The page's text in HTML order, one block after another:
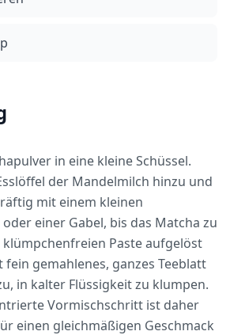
in eine kleine Schüssel.
der Mandelmilch hinzu und
mit einem kleinen
einer Gabel, bis das Matcha zu
Paste aufgelöst
fein gemahlenes, ganzes Teeblatt
in kalter Flüssigkeit zu klumpen.
Vormischschritt ist daher
einen gleichmäßigen Geschmack